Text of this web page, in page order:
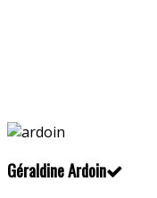
Géraldine Ardoin